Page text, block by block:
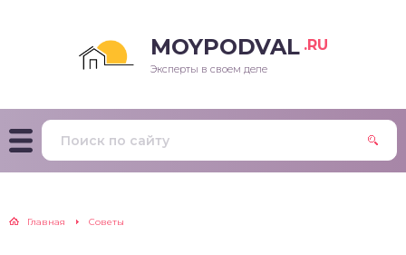
MOYPODVAL .RU
Эксперты в своем деле
Главная Советы